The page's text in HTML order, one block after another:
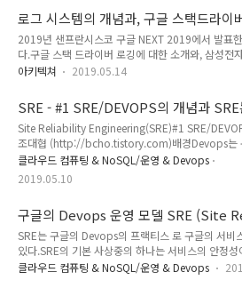
성과 같은 어드민 작업은 Toil에 해당하지 않는다.
에 발생하는 반복적인 메뉴얼 작업인데, 다음과 같
징으로 정의할 수 있다.메뉴얼 작업이고 반복적이
가장 큰 특징은 사람이 직접 수행하는 메뉴얼 작업이
다. 그리고 어쩌다 한번이 아니라 지속적으로 발생하
로그 시스템의 개념과, 구글 스택드라이
2019년 샌프란시스코 구글 NEXT 2019에서 발표
다.구글 스택 드라이버 로깅에 대한 소개와, 삼성전
이용해서 Devops로 적응했는지에 대한 사례입니다.
아키텍쳐 2019.05.14
SRE - #1 SRE/DEVOPS의 개념과 SRE
을하는가?
Site Reliability Engineering(SRE)#1 SRE/
조대협 (http://bcho.tistory.com)배경Devops는
발팀을 하나의 팀으로 묶어놓고 전체적인 개발 사이
하고자 하는 조직 구조이자 문화이다. 이 Devops라
개된지는 오래되었지만, Devops의 개념 자체는 명확
였다.(예전에 정리한 Devops에 대한 개념들 1 , 2)
에 있을때 Devops의 개념이 소개되었고 좋은 개념
이해하고 있었지만, 여전히 운영팀은 필요하였고,
게 바뀌지 않았다. 심지어 Devops를 하는 기업들도
개발팀/운영팀이 있는데, ..
클라우드 컴퓨팅 & NoSQL/운영 & Devops
2019.05.10
구글의 Devops 운영 모델 SRE (Site
Engineering)
SRE는 구글의 Devops의 프랙티스 로 구글의 서비
있다.SRE의 기본 사상중의 하나는 서비스의 안정
하지 않게 만들며) 장애를 허용하는 모델이다.고 가
클라우드 컴퓨팅 & NoSQL/운영 & Devops